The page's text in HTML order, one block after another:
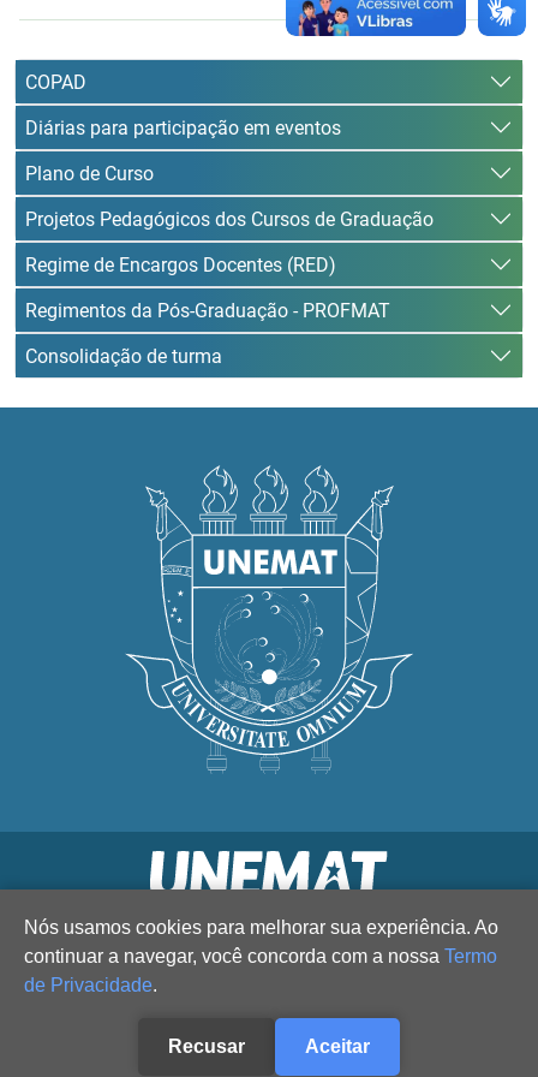
COPAD
Diárias para participação em eventos
Plano de Curso
Projetos Pedagógicos dos Cursos de Graduação
Regime de Encargos Docentes (RED)
Regimentos da Pós-Graduação - PROFMAT
Consolidação de turma
Nós usamos cookies para melhorar sua experiência. Ao
continuar a navegar, você concorda com a nossa Termo
de Privacidade.
Recusar Aceitar